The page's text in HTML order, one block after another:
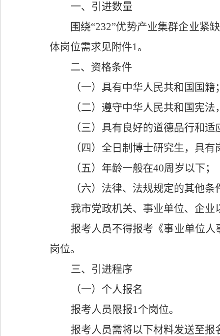
一、 引进数量
围绕“232”优势产业集群企业紧
体岗位需求见附件1。
二、资格条件
（一）具有中华人民共和国国籍
（二） 遵守中华人民共和国宪
（三）具有良好的道德品行和
（四） 全日制博士研究生， 具有
（五） 年龄一般在40周岁以下；
（六） 法律、法规规定的其他条
我市党政机关、事业单位、企
报考人员不得报考《事业单位
岗位。
三、 引进程序
（一） 个人报名
报考人员限报1个岗位。
报考人员需将以下材料发送至报